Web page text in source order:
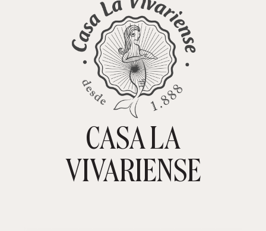
TIENDA ONLINECASA LA
VIVARIENSE